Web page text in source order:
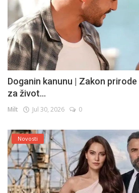
Doganin kanunu | Zakon
za život...
Milt Jul 30, 2026 0
Novosti